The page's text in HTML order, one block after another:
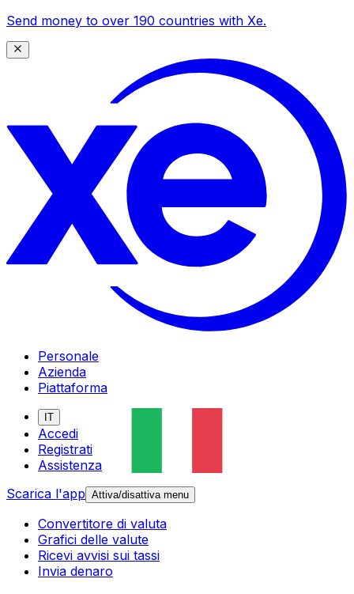
Send money to over 190 countries with Xe.
Personale
Azienda
Piattaforma
IT
Accedi
Registrati
Assistenza
Scarica l'app Attiva/disattiva menu
Convertitore di valuta
Grafici delle valute
Ricevi avvisi sui tassi
Invia denaro